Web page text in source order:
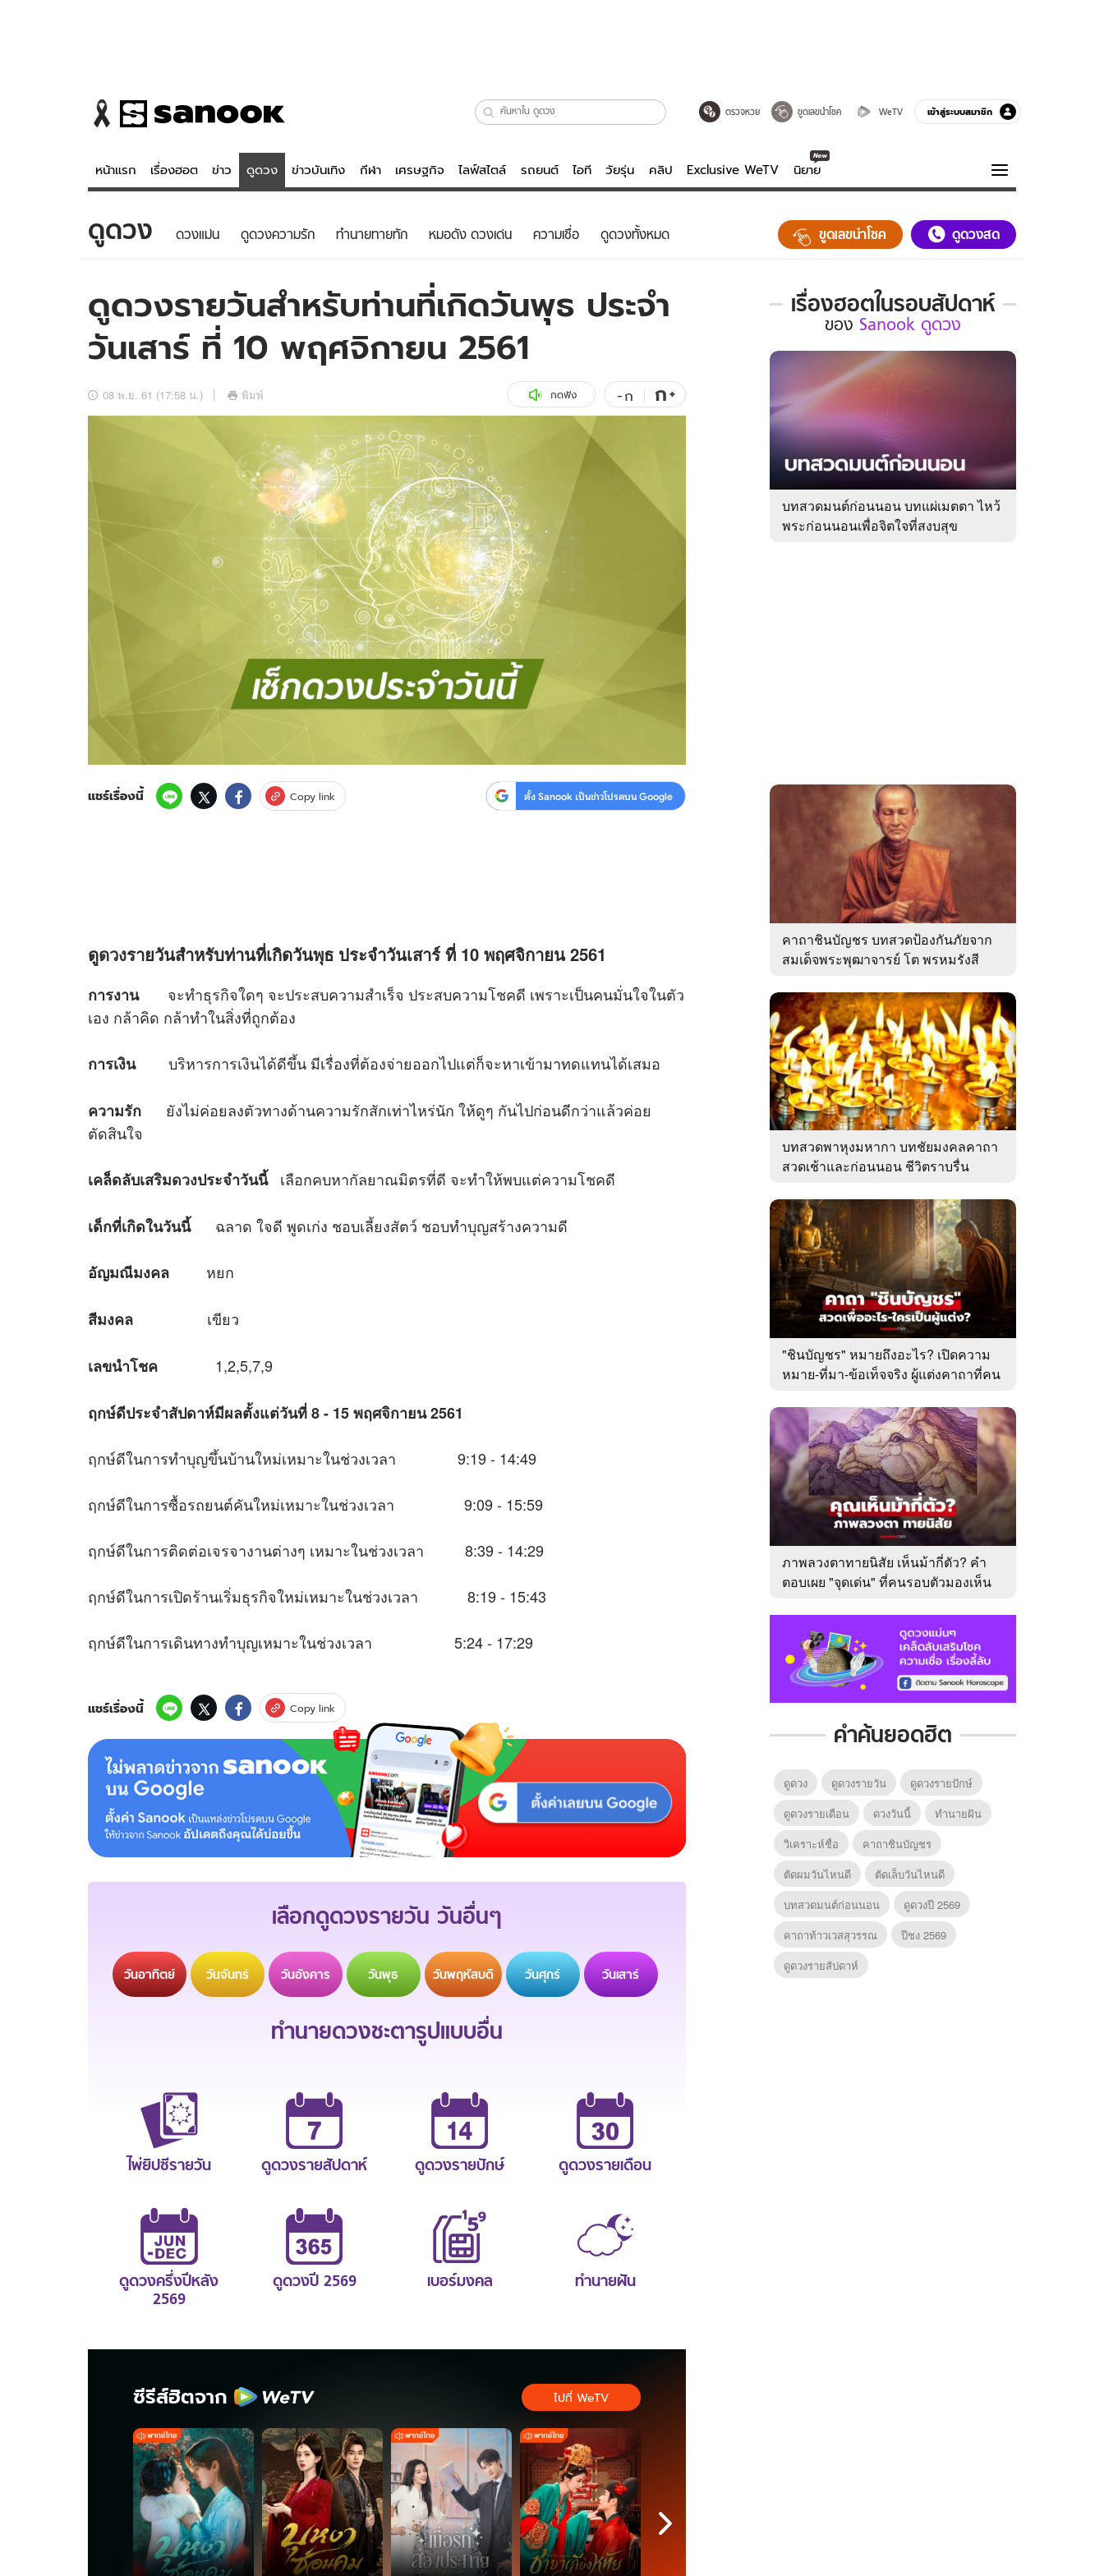
ตรวจหวย ขูดเลขนำโชค WeTV เข้าสู่ระบบสมาชิก
หน้าแรก เรื่องฮอต ข่าว ดูดวง ข่าวบันเทิง กีฬา เศรษฐกิจ ไลฟ์สไตล์ รถยนต์ ไอที วัยรุ่น คลิป Exclusive WeTV นิยาย
ข่าว
ข่าวบันเทิง
ข่าวกีฬา
ข่าวเศรษฐกิจ
อัปเดตจีน
เช็กข่าวชัวร์
ดูดวง - ตรวจหวย
สถิติหวยไทย
หวยลาว
ไลฟ์สไตล์
วัยรุ่น
ไอที
รถยนต์
สุขภาพ
เที่ยว-กิน
Tasteful Thailand
Sanook Choice
ดูทีวี
WeTV
ความรู้รอบตัว
ฮาวทู
ดาวน์โหลดสนุกแอปฟรี ติดตามสนุกโซเชียลได้ที่
สงวนลิขสิทธิ์ © บริษัท อิมเมจ ฟิวเจอร์ (ประเทศไทย) จำกัด
ดูดวง ดวงแม่น ดูดวงความรัก ทํานายทายทัก หมอดัง ดวงเด่น ความเชื่อ ดูดวงทั้งหมด ขูดเลขนำโชค ดูดวงสด
ดูดวงรายวันสำหรับท่านที่เกิดวันพุธ ประจำ
วันเสาร์ ที่ 10 พฤศจิกายน 2561
08 พ.ย. 61 (17:58 น.) พิมพ์ กดฟัง -ก ก+
แชร์เรื่องนี้ Copy link ตั้ง Sanook เป็นข่าวโปรดบน Google
ดูดวงรายวันสำหรับท่านที่เกิดวันพุธ ประจำวันเสาร์ ที่ 10 พฤศจิกายน 2561
การงานจะทำธุรกิจใดๆ จะประสบความสำเร็จ ประสบความโชคดี เพราะเป็นคนมั่นใจในตัว
เอง กล้าคิด กล้าทำในสิ่งที่ถูกต้อง
การเงินบริหารการเงินได้ดีขึ้น มีเรื่องที่ต้องจ่ายออกไปแต่ก็จะหาเข้ามาทดแทนได้เสมอ
ความรัก ยังไม่ค่อยลงตัวทางด้านความรักสักเท่าไหร่นัก ให้ดูๆ กันไปก่อนดีกว่าแล้วค่อย
ตัดสินใจ
เคล็ดลับเสริมดวงประจำวันนี้เลือกคบหากัลยาณมิตรที่ดี จะทำให้พบแต่ความโชคดี
เด็กที่เกิดในวันนี้ฉลาด ใจดี พูดเก่ง ชอบเลี้ยงสัตว์ ชอบทำบุญสร้างความดี
อัญมณีมงคล หยก
สีมงคล เขียว
เลขนำโชค 1,2,5,7,9
ฤกษ์ดีประจำสัปดาห์มีผลตั้งแต่วันที่8 - 15พฤศจิกายน2561
ฤกษ์ดีในการทำบุญขึ้นบ้านใหม่เหมาะในช่วงเวลา 9:19 - 14:49
ฤกษ์ดีในการซื้อรถยนต์คันใหม่เหมาะในช่วงเวลา 9:09 - 15:59
ฤกษ์ดีในการติดต่อเจรจางานต่างๆ เหมาะในช่วงเวลา 8:39 - 14:29
ฤกษ์ดีในการเปิดร้านเริ่มธุรกิจใหม่เหมาะในช่วงเวลา 8:19 - 15:43
ฤกษ์ดีในการเดินทางทำบุญเหมาะในช่วงเวลา 5:24 - 17:29
แชร์เรื่องนี้ Copy link
เลือกดูดวงรายวัน วันอื่นๆ
วันอาทิตย์ วันจันทร์ วันอังคาร วันพุธ วันพฤหัสบดี วันศุกร์ วันเสาร์
ทำนายดวงชะตารูปแบบอื่น
ไพ่ยิปซีรายวัน ดูดวงรายสัปดาห์ ดูดวงรายปักษ์ ดูดวงรายเดือน
ดูดวงครึ่งปีหลัง
2569
ดูดวงปี 2569 เบอร์มงคล ทำนายฝัน
ซีรีส์ฮิตจาก ไปที่ WeTV
เรื่องฮอตในรอบสัปดาห์
เรื่อง
ใน
รอบ
ของ
Sanook
ดูด
ของ Sanook ดูดวง
บทสวดมนต์ก่อนนอน บทแผ่เมตตา ไหว้
พระก่อนนอนเพื่อจิตใจที่สงบสุข
คาถาชินบัญชร บทสวดป้องกันภัยจาก
สมเด็จพระพุฒาจารย์ โต พรหมรังสี
บทสวดพาหุงมหากา บทชัยมงคลคาถา
สวดเช้าและก่อนนอน ชีวิตราบรื่น
"ชินบัญชร" หมายถึงอะไร? เปิดความ
หมาย-ที่มา-ข้อเท็จจริง ผู้แต่งคาถาที่คน
ภาพลวงตาทายนิสัย เห็นม้ากี่ตัว? คำ
ตอบเผย "จุดเด่น" ที่คนรอบตัวมองเห็น
คำค้นยอดฮิต
ดูดวง ดูดวงรายวัน
ดูดวงรายปักษ์
ดูดวงรายเดือน
ดวงวันนี้
ทํานายฝัน
วิเคราะห์ชื่อ
คาถาชินบัญชร
ตัดผมวันไหนดี
ตัดเล็บวันไหนดี
บทสวดมนต์ก่อนนอน
ดูดวงปี 2569
คาถาท้าวเวสสุวรรณ
ปีชง 2569
ดูดวงรายสัปดาห์